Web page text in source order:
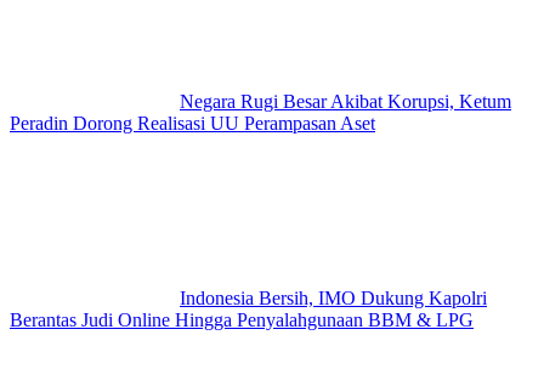
Negara Rugi Besar Akibat Korupsi, Ketum
Peradin Dorong Realisasi UU Perampasan Aset
Indonesia Bersih, IMO Dukung Kapolri
Berantas Judi Online Hingga Penyalahgunaan BBM & LPG